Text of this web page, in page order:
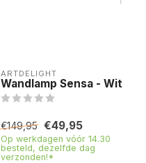
ARTDELIGHT
Wandlamp Sensa - Wit
€149,95 €49,95
Op werkdagen vóór 14.30
besteld, dezelfde dag
verzonden!*